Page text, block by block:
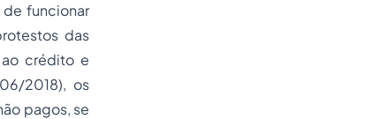
funcionar
das
crédito e
2018), os
pagos, se